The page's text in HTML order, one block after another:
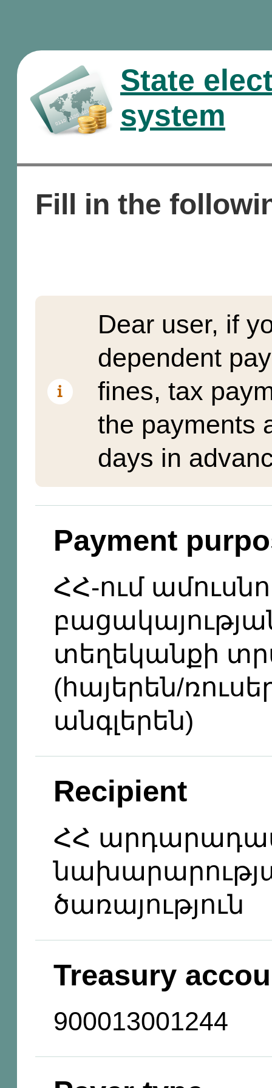
State
system
Fill in the
Dear user, if
dependent
fines, tax
the payments
days in
Payment
ՀՀ-ում
տեղեկանքի
(հայերեն/
անգլերեն)
Recipient
ՀՀ
ծառայություն
Treasury
900013001244